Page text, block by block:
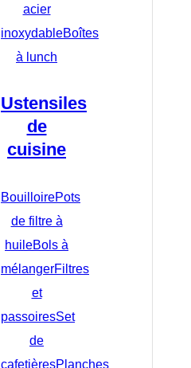
acier
inoxydableBoîtes
à lunch
Ustensiles
de
cuisine
BouilloirePots
de filtre à
huileBols à
mélangerFiltres
et
passoiresSet
de
cafetièresPlanches